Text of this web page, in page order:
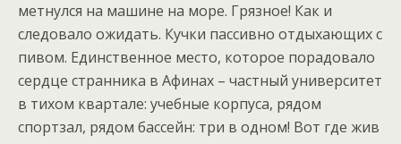
метнулся на машине на море. Грязное! Как и
следовало ожидать. Кучки пассивно отдыхающих с
пивом. Единственное место, которое порадовало
сердце странника в Афинах – частный университет
в тихом квартале: учебные корпуса, рядом
спортзал, рядом бассейн: три в одном! Вот где жив